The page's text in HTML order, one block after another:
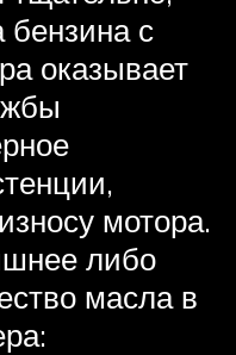
бензина с
оказывает
мотора.
либо
масла в